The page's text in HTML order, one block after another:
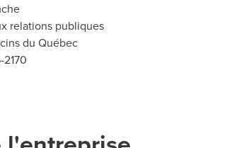
relations publiques
du Québec